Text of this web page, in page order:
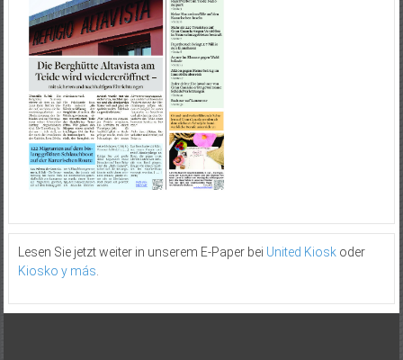
Lesen Sie jetzt weiter in unserem E-Paper bei United Kioskoder
Kiosko y más.